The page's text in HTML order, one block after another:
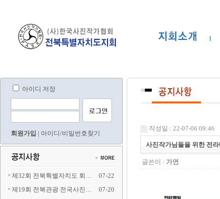
아이디 저장
회원가입 | 아이디/비밀번호찾기
제32회 전북특별자치도 회…
07-22
제19회 전북관광 전국사진…
07-20
작성일 : 22-07-06 09:46
사진작가님들을 위한 전
글쓴이 : 가연